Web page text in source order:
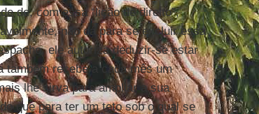
de, com essa “lição de direito”,
não dá para se excluir essa
ele autoriza deduzir-se estar
também recebe a cada mês um
lhe sirva para ampliar a sua
que para ter um teto sob o qual se